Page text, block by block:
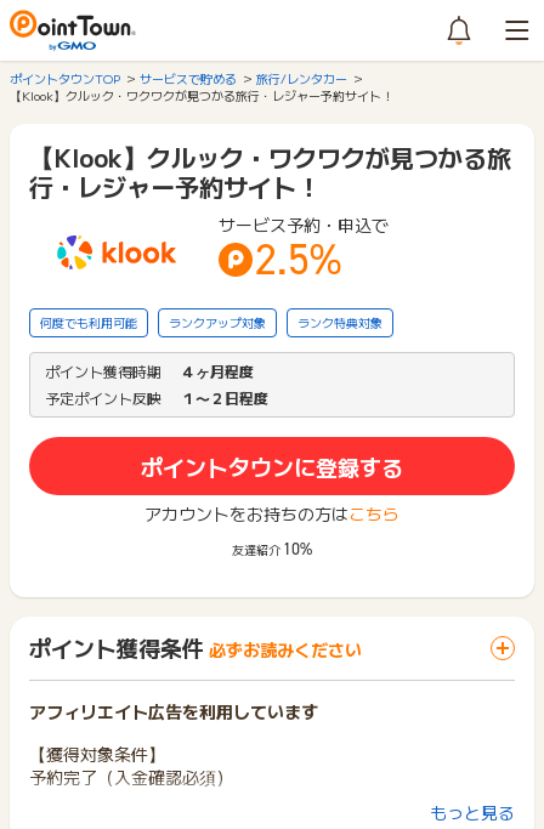
ポイントタウンTOP サービスで貯める
旅行/レンタカー
【Klook】クルック・ワクワクが見つかる旅行・レジャー予約サイト！
【Klook】クルック・ワクワクが見つかる旅
行・レジャー予約サイト！
サービス予約・申込で
2.5%
何度でも利用可能 ランクアップ対象 ランク特典対象
ポイント獲得時期
４ヶ月程度
予定ポイント反映
１〜２日程度
ポイントタウンに登録する
アカウントをお持ちの方はこちら
友達紹介 10%
ポイント獲得条件 必ずお読みください
アフィリエイト広告を利用しています
【獲得対象条件】
予約完了（入金確認必須）
もっと見る